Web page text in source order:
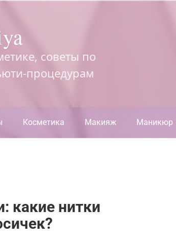
советы по
процедурам
Косметика Макияж Маникюр
какие нитки